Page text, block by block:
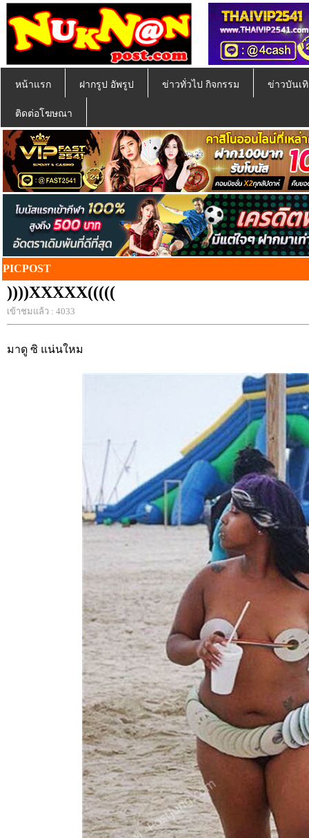
หน้าแรก ฝากรูป อัพรูป ข่าวทั่วไป กิจกรรม ข่าวบันเ
ติดต่อโฆษณา
PICPOST
))))XXXXX(((((
เข้าชมแล้ว : 4033
มาดู ซิ แน่นใหม